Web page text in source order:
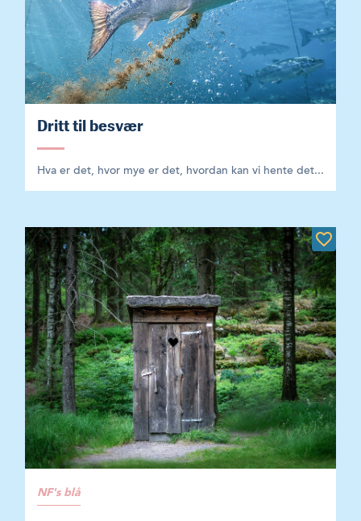
Dritt til besvær
Hva er det, hvor mye er det, hvordan kan vi hente det...
NF's blå